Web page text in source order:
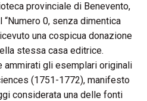
provinciale di Benevento,
0, senza dimentica
una cospicua donazione
stessa casa editrice.
ammirati gli esemplari originali
(1751-1772), manifesto
considerata una delle fonti